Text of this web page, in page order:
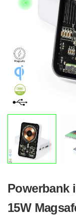
Powerbank
15W